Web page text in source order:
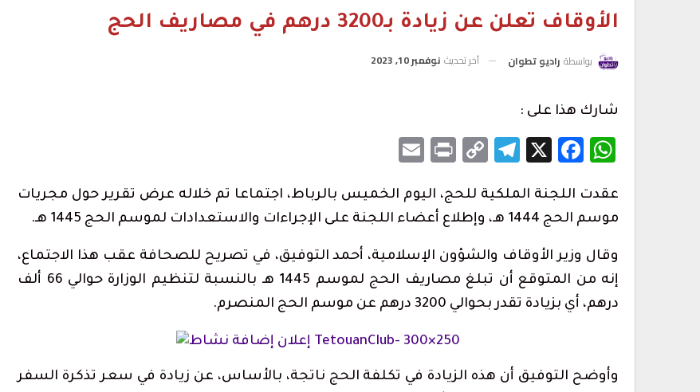
الأوقاف تعلن عن زيادة بـ3200 درهم في مصاريف الحج
بواسطة راديو تطوان آخر تحديث نوفمبر 10, 2023
شارك هذا على :
WhatsApp
Facebook
X
Telegram
Copy
Print
عقدت اللجنة الملكية للحج، اليوم الخميس بالرباط، اجتماعا تم خلاله عرض تقرير حول مجريات
موسم الحج 1444 هـ، وإطلاع أعضاء اللجنة على الإجراءات والاستعدادات لموسم الحج 1445 هـ.
وقال وزير الأوقاف والشؤون الإسلامية، أحمد التوفيق، في تصريح للصحافة عقب هذا الاجتماع،
إنه من المتوقع أن تبلغ مصاريف الحج لموسم 1445 هـ بالنسبة لتنظيم الوزارة حوالي 66 ألف
درهم، أي بزيادة تقدر بحوالي 3200 درهم عن موسم الحج المنصرم.
وأوضح التوفيق أن هذه الزيادة في تكلفة الحج ناتجة، بالأساس، عن زيادة في سعر تذكرة السفر
المغرب التطواني يدعو إلى جمعه العام وسط
تحديات تنظيمية…
1.2 مليون درهم لدعم الدورة الـ31 لمهرجان
تطوان لسينما البحر…
أغسطس 6, 2026
أحكام بالحبس في حق سائقي سيارات أجرة
أغسطس 5, 2026
ولاية أمن طنجة تنجح في توقيف فرنسي
مبحوث عنه دوليًا بتهمة…
حكومة سبتة: بين 3 و5 آلاف مهاجر ما زالوا
داخل المدينة و862…
أغسطس 3, 2026
اتحاد المقاولات الإعلامية بتطوان يشيد بصمود
أغسطس 3, 2026